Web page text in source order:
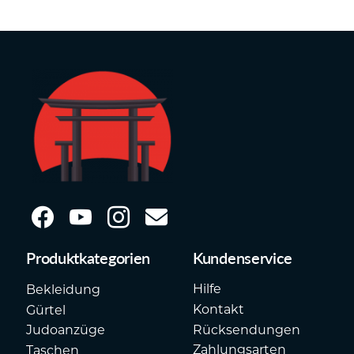
Produktkategorien
Bekleidung
Gürtel
Judoanzüge
Taschen
Kundenservice
Hilfe
Kontakt
Rücksendungen
Zahlungsarten